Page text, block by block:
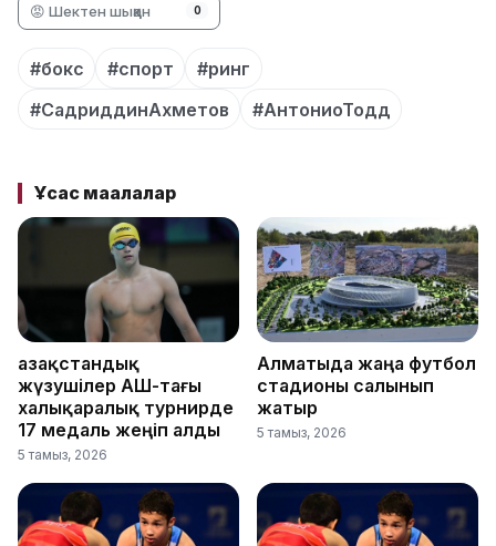
😡 Шектен шыққан 0
#бокс #спорт
#ринг
#СадриддинАхметов
#АнтониоТодд
Ұқсас мақалалар
Қазақстандық
жүзушілер АҚШ-тағы
халықаралық турнирде
17 медаль жеңіп алды
5 тамыз, 2026
Алматыда жаңа футбол
стадионы салынып
жатыр
5 тамыз, 2026